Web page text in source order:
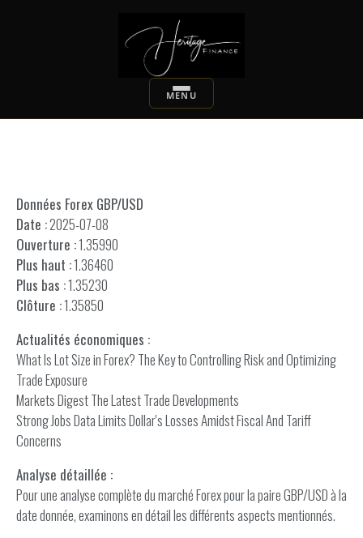
Données Forex GBP/USD
Date :2025-07-08
Ouverture :1.35990
Plus haut :1.36460
Plus bas :1.35230
Clôture :1.35850
Actualités économiques :
What Is Lot Size in Forex? The Key to Controlling Risk and Optimizing
Trade Exposure
Markets Digest The Latest Trade Developments
Strong Jobs Data Limits Dollar's Losses Amidst Fiscal And Tariff
Concerns
Analyse détaillée :
Pour une analyse complète du marché Forex pour la paire GBP/USD à la
date donnée, examinons en détail les différents aspects mentionnés.